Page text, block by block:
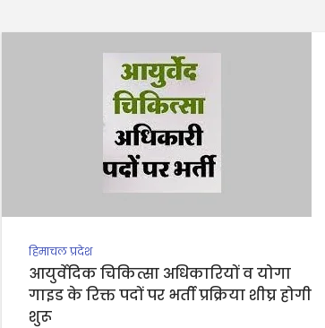
हिमाचल प्रदेश
आयुर्वेदिक चिकित्सा अधिकारियों व योगा
गाइड के रिक्त पदों पर भर्ती प्रक्रिया शीघ्र होगी
शुरू